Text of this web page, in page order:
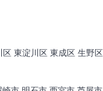
東淀川区 東成区 生